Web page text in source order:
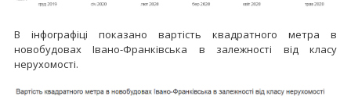
В інфографіці показано вартість квадратного метра в
новобудовах Івано-Франківська в залежності від класу
нерухомості.